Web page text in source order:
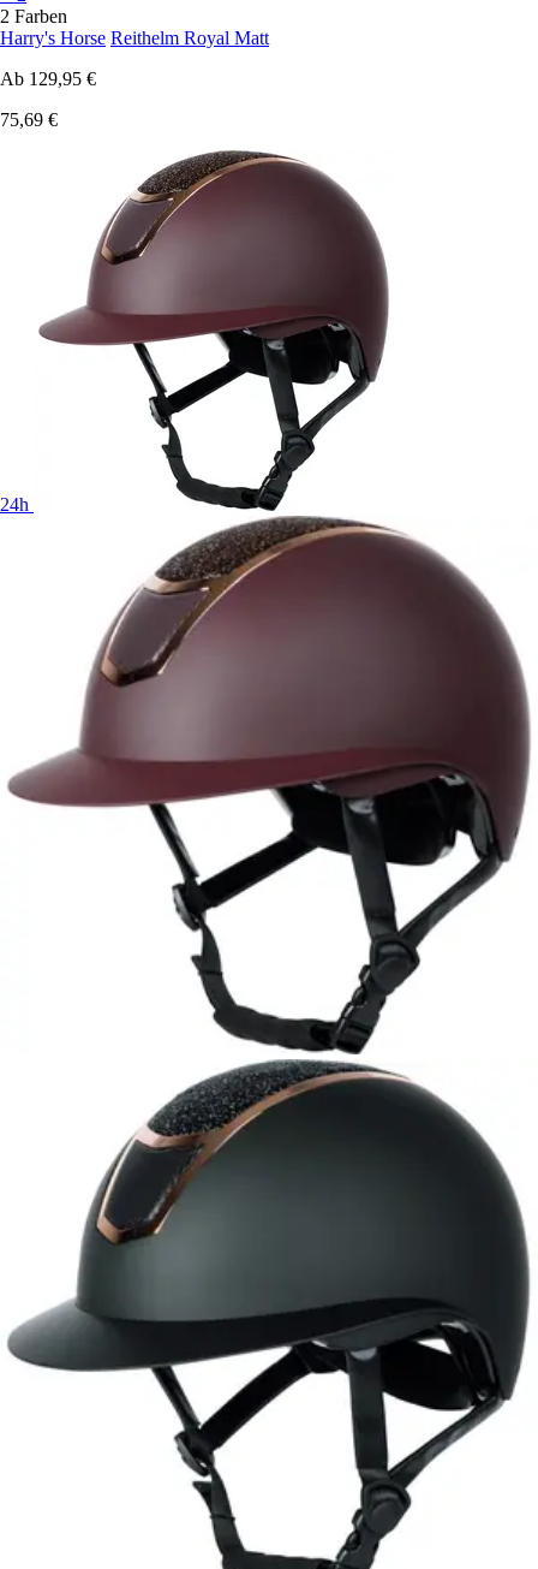
2 Farben
Harry's Horse Reithelm Royal Matt
Ab 129,95 €
75,69 €
24h